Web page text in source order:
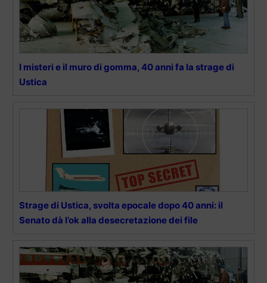
I misteri e il muro di gomma, 40 anni fa la strage di
Ustica
Strage di Ustica, svolta epocale dopo 40 anni: il
Senato dà l’ok alla desecretazione dei file